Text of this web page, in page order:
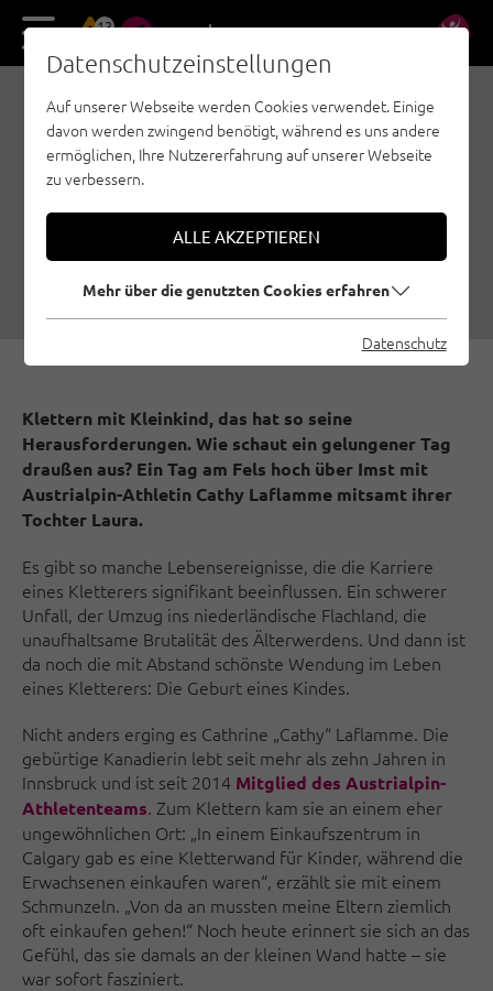
13 DE EN
KLETTERN MIT
KLEINKIND:
UNVERHOFFT KOMMT
OFT
25.09.2023 | Erstellt vonSimon Schöpf |
Familienklettern, Outdoorregion Imst
Klettern mit Kleinkind, das hat so seine
Herausforderungen. Wie schaut ein gelungener Tag
draußen aus? Ein Tag am Fels hoch über Imst mit
Austrialpin-Athletin Cathy Laflamme mitsamt ihrer
Tochter Laura.
Es gibt so manche Lebensereignisse, die die Karriere
eines Kletterers signifikant beeinflussen. Ein schwerer
Unfall, der Umzug ins niederländische Flachland, die
unaufhaltsame Brutalität des Älterwerdens. Und dann ist
da noch die mit Abstand schönste Wendung im Leben
eines Kletterers: Die Geburt eines Kindes.
Nicht anders erging es Cathrine „Cathy“ Laflamme. Die
gebürtige Kanadierin lebt seit mehr als zehn Jahren in
Innsbruck und ist seit 2014 Mitglied des Austrialpin-
Athletenteams. Zum Klettern kam sie an einem eher
ungewöhnlichen Ort: „In einem Einkaufszentrum in
Calgary gab es eine Kletterwand für Kinder, während die
Erwachsenen einkaufen waren“, erzählt sie mit einem
Schmunzeln. „Von da an mussten meine Eltern ziemlich
oft einkaufen gehen!“ Noch heute erinnert sie sich an das
Gefühl, das sie damals an der kleinen Wand hatte – sie
war sofort fasziniert.
Datenschutzeinstellungen
Auf unserer Webseite werden Cookies verwendet. Einige
davon werden zwingend benötigt, während es uns andere
ermöglichen, Ihre Nutzererfahrung auf unserer Webseite
zu verbessern.
ALLE AKZEPTIEREN
Mehr über die genutzten Cookies erfahren
Datenschutz